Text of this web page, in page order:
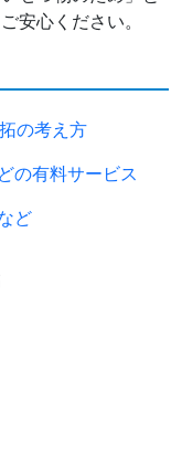
安心ください。
の考え方
の有料サービス
ど